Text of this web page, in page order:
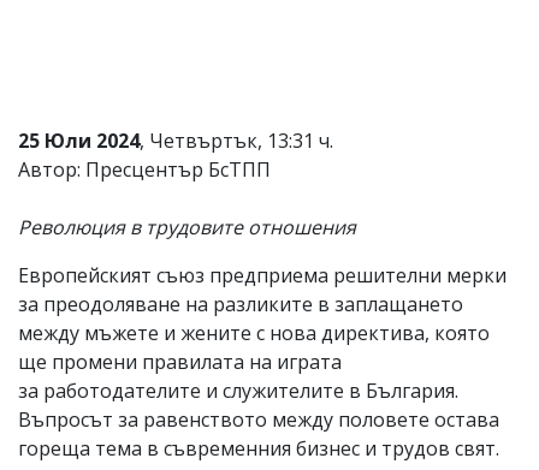
от
и
не
носи
отговорност
за
тях!
Ако
откриете
обиден
за
вас
коментар,
моля
25 Юли 2024, Четвъртък, 13:31 ч.
Автор: Пресцентър БсТПП
Революция в трудовите отношения
Европейският съюз предприема решителни мерки
за преодоляване на разликите в заплащането
между мъжете и жените с нова директива, която
ще промени правилата на играта
за работодателите и служителите в България.
Въпросът за равенството между половете остава
гореща тема в съвременния бизнес и трудов свят.